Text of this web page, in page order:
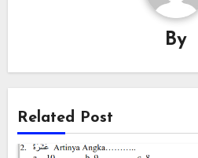
By
Related Post